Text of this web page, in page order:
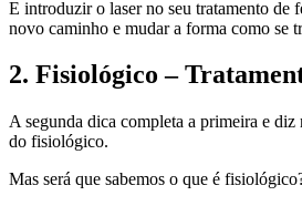
E introduzir o laser no seu tratamento de
novo caminho e mudar a forma como se
2. Fisiológico –
A segunda dica completa a primeira e
do fisiológico.
Mas será que sabemos o que é